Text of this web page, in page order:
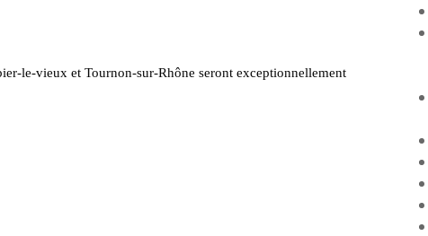
le-vieux et Tournon-sur-Rhône seront exceptionnellement